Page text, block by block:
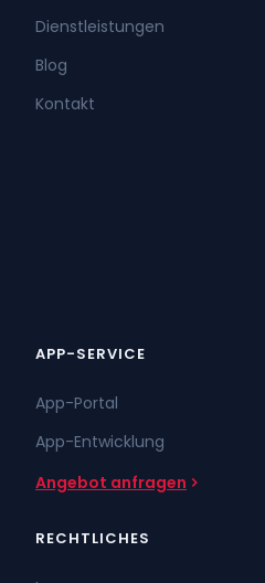
Dienstleistungen
Blog
Kontakt
APP-SERVICE
App-Portal
App-Entwicklung
Angebot anfragen
RECHTLICHES